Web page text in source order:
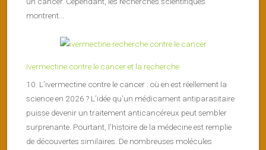
montrent...
Ivermectine contre le cancer et la recherche
10. L’ivermectine contre le cancer : où en est réellement la
science en 2026 ? L’idée qu’un médicament antiparasitaire
puisse devenir un traitement anticancéreux peut sembler
surprenante. Pourtant, l’histoire de la médecine est remplie
de découvertes similaires. De nombreuses molécules